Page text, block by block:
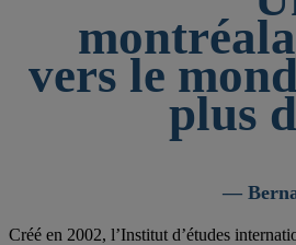
vers le
plus
—
Créé en 2002, l’Institut d’études